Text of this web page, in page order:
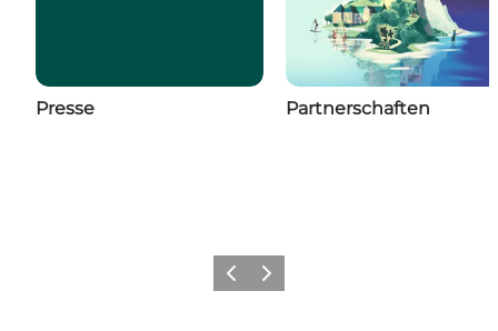
Presse Partnerschaften
ZurückWeiter